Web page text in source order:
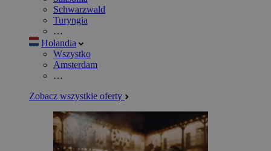
Schwarzwald
Turyngia
…
Holandia
Wszystko
Amsterdam
…
Zobacz wszystkie oferty